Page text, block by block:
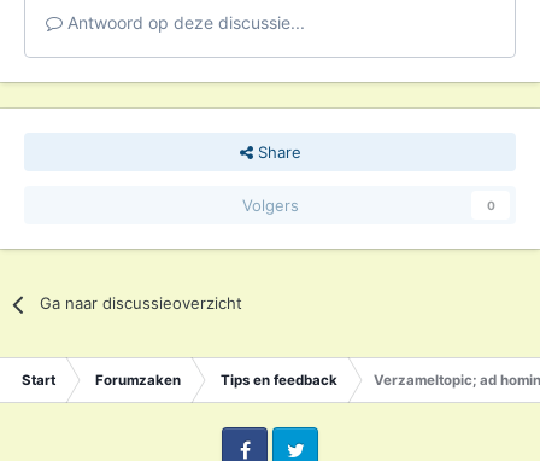
Antwoord op deze discussie...
Share
Volgers 0
Ga naar discussieoverzicht
Start Forumzaken Tips en feedback Verzameltopic; ad